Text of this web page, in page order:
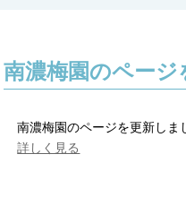
南濃梅園のペー
南濃梅園のページを更新しま
詳しく見る